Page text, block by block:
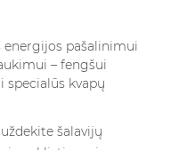
energijos pašalinimui
– fengšui
specialūs kvapų
šalavijų